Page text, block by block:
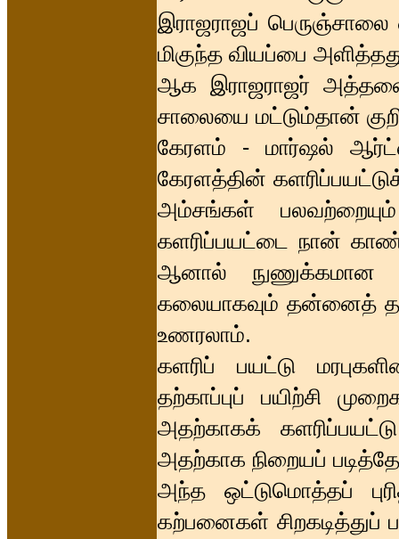
இராஜராஜப்
மிகுந்த வியப்பை
ஆக இராஜராஜர்
சாலையை மட்டும்தான்
கேரளம் - மார்ஷல்
கேரளத்தின்
அம்சங்கள்
களரிப்பயட்டை நான்
ஆனால் நுணுக்கமான
கலையாகவும் தன்னைத்
உணரலாம்.
களரிப் பயட்டு
தற்காப்புப் பயிற்சி
அதற்காகக்
அதற்காக நிறையப்
அந்த ஒட்டுமொத்தப்
கற்பனைகள்